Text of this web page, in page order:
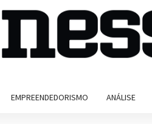
EMPREENDEDORISMO ANÁLISE